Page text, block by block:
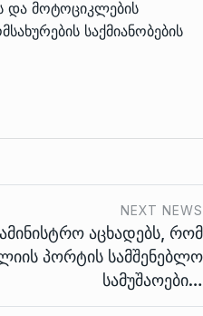
და მოტოციკლების
საქმიანობების
NEXT NEWS
აცხადებს, რომ
პორტის სამშენებლო
სამუშაოები…